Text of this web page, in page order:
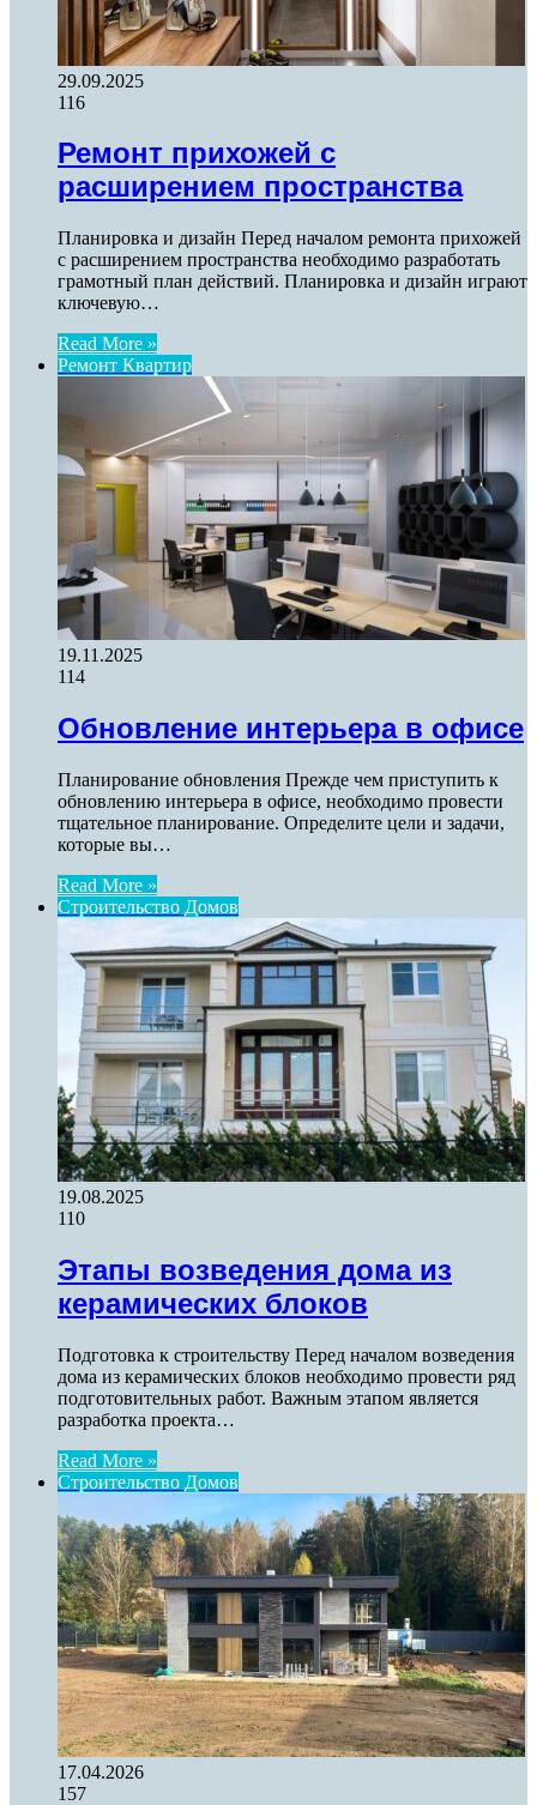
29.09.2025
116
Ремонт прихожей с
расширением пространства
Планировка и дизайн Перед началом ремонта прихожей
с расширением пространства необходимо разработать
грамотный план действий. Планировка и дизайн играют
ключевую…
Read More »
Ремонт Квартир
19.11.2025
114
Обновление интерьера в офисе
Планирование обновления Прежде чем приступить к
обновлению интерьера в офисе, необходимо провести
тщательное планирование. Определите цели и задачи,
которые вы…
Read More »
Строительство Домов
19.08.2025
110
Этапы возведения дома из
керамических блоков
Подготовка к строительству Перед началом возведения
дома из керамических блоков необходимо провести ряд
подготовительных работ. Важным этапом является
разработка проекта…
Read More »
Строительство Домов
17.04.2026
157